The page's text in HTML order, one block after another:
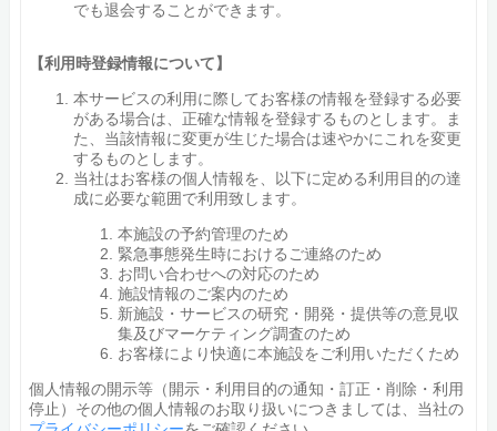
でも退会することができます。
【利用時登録情報について】
本サービスの利用に際してお客様の情報を登録する必要
がある場合は、正確な情報を登録するものとします。ま
た、当該情報に変更が生じた場合は速やかにこれを変更
するものとします。
当社はお客様の個人情報を、以下に定める利用目的の達
成に必要な範囲で利用致します。
本施設の予約管理のため
緊急事態発生時におけるご連絡のため
お問い合わせへの対応のため
施設情報のご案内のため
新施設・サービスの研究・開発・提供等の意見収
集及びマーケティング調査のため
お客様により快適に本施設をご利用いただくため
個人情報の開示等（開示・利用目的の通知・訂正・削除・利用
停止）その他の個人情報のお取り扱いにつきましては、当社の